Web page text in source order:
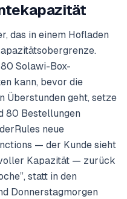
das in einem Hofladen
Solawi-Box-
kann, bevor die
Überstunden geht, setze
80 Bestellungen
neue
— der Kunde sieht
Kapazität — zurück
statt in den
Donnerstagmorgen